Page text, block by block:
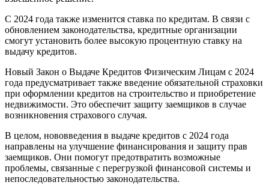
С 2024 года также изменится ставка по кредитам. В связи с
обновлением законодательства, кредитные организации
смогут установить более высокую процентную ставку на
выдачу кредитов.
Новый Закон о Выдаче Кредитов Физическим Лицам с 2024
года предусматривает также введение обязательной страховки
при оформлении кредитов на строительство и приобретение
недвижимости. Это обеспечит защиту заемщиков в случае
возникновения страхового случая.
В целом, нововведения в выдаче кредитов с 2024 года
направлены на улучшение финансирования и защиту прав
заемщиков. Они помогут предотвратить возможные
проблемы, связанные с перегрузкой финансовой системы и
непоследовательностью законодательства.